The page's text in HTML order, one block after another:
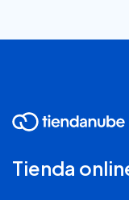
Tienda